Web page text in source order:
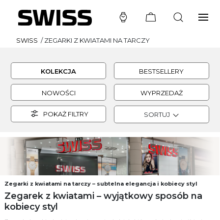
SWISS /ZEGARKI Z KWIATAMI NA TARCZY
KOLEKCJA BESTSELLERY
NOWOŚCI WYPRZEDAŻ
POKAŻ FILTRY SORTUJ
Zegarki z kwiatami na tarczy – subtelna elegancja i kobiecy styl
Zegarek z kwiatami – wyjątkowy sposób na
kobiecy styl